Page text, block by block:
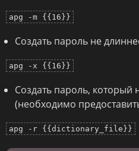
apg -m {{16}}
Создать пароль не
apg -x {{16}}
Создать пароль, который
(необходимо
apg -r {{dictionary_file}}